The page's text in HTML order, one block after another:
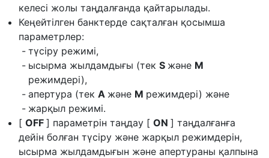
келесі жолы таңдалғанда қайтарылады.
Кеңейтілген банктерде сақталған қосымша
параметрлер:
түсіру режимі,
ысырма жылдамдығы (тек S және M
режимдері),
апертура (тек A және M режимдері) және
жарқыл режимі.
[ OFF ] параметрін таңдау [ ON ] таңдалғанға
дейін болған түсіру және жарқыл режимдерін,
ысырма жылдамдығын және апертураны қалпына